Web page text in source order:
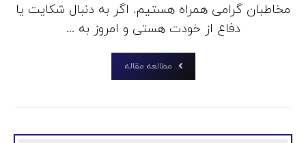
مخاطبان گرامی همراه هستیم. اگر به دنبال شکایت یا
دفاع از خودت هستی و امروز به ...
مطالعه مقاله